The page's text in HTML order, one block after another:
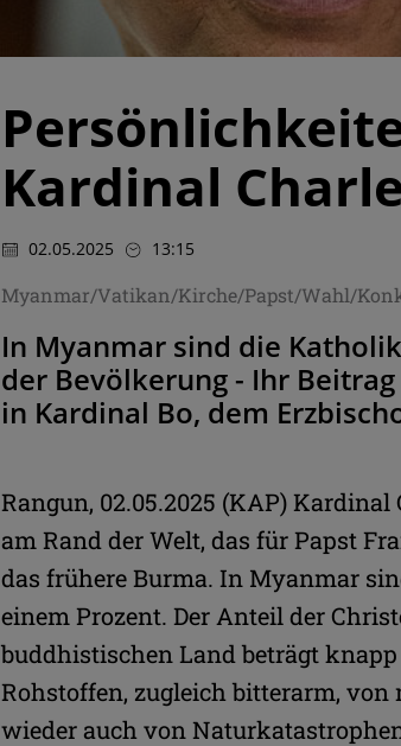
Kardinal
02.05.2025 13:15
Myanmar/Vatikan/Kirche/Papst/Wahl/
In Myanmar sind die
der Bevölkerung - Ihr
in Kardinal Bo, dem
Rangun, 02.05.2025 (KAP)
am Rand der Welt, das für Papst
das frühere Burma. In Myanmar
einem Prozent. Der Anteil der
buddhistischen Land beträgt
Rohstoffen, zugleich bitterarm,
wieder auch von